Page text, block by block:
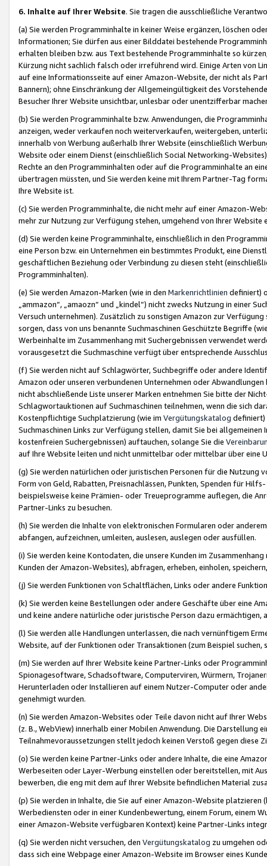
6. Inhalte auf Ihrer Website. Sie tragen die ausschließliche
(a) Sie werden Programminhalte in keiner Weise ergänzen, löschen
Informationen; Sie dürfen aus einer Bilddatei bestehende
erhalten bleiben bzw. aus Text bestehende Programminhalte so
Kürzung nicht sachlich falsch oder irreführend wird. Einige Arten von
auf eine Informationsseite auf einer Amazon-Website, der nicht als
Bannern); ohne Einschränkung der Allgemeingültigkeit des
Besucher Ihrer Website unsichtbar, unlesbar oder unentzifferbar
(b) Sie werden Programminhalte bzw. Anwendungen, die
anzeigen, weder verkaufen noch weiterverkaufen, weitergeben,
innerhalb von Werbung außerhalb Ihrer Website (einschließlich
Website oder einem Dienst (einschließlich Social Networking-
Rechte an den Programminhalten oder auf die Programminhalte an
übertragen müssten, und Sie werden keine mit Ihrem Partner-Tag
Ihre Website ist.
(c) Sie werden Programminhalte, die nicht mehr auf einer Amazon-
mehr zur Nutzung zur Verfügung stehen, umgehend von Ihrer
(d) Sie werden keine Programminhalte, einschließlich in den
eine Person bzw. ein Unternehmen ein bestimmtes Produkt, eine
geschäftlichen Beziehung oder Verbindung zu diesen steht
Programminhalten).
(e) Sie werden Amazon-Marken (wie in den Markenrichtlinien definiert)
„ammazon“, „amaozn“ und „kindel“) nicht zwecks Nutzung in einer
Versuch unternehmen). Zusätzlich zu sonstigen Amazon zur
sorgen, dass von uns benannte Suchmaschinen Geschützte Begriffe
Werbeinhalte im Zusammenhang mit Suchergebnissen verwendet
vorausgesetzt die Suchmaschine verfügt über entsprechende
(f) Sie werden nicht auf Schlagwörter, Suchbegriffe oder andere
Amazon oder unseren verbundenen Unternehmen oder
nicht abschließende Liste unserer Marken entnehmen Sie bitte der
Schlagwortauktionen auf Suchmaschinen teilnehmen, wenn die sich
Kostenpflichtige Suchplatzierung (wie im Vergütungskatalog definiert)
Suchmaschinen Links zur Verfügung stellen, damit Sie bei
kostenfreien Suchergebnissen) auftauchen, solange Sie die
auf Ihre Website leiten und nicht unmittelbar oder mittelbar über eine
(g) Sie werden natürlichen oder juristischen Personen für die Nutzung
Form von Geld, Rabatten, Preisnachlässen, Punkten, Spenden für
beispielsweise keine Prämien- oder Treueprogramme auflegen, die
Partner-Links zu besuchen.
(h) Sie werden die Inhalte von elektronischen Formularen oder
abfangen, aufzeichnen, umleiten, auslesen, auslegen oder ausfüllen.
(i) Sie werden keine Kontodaten, die unsere Kunden im
Kunden der Amazon-Websites), abfragen, erheben, einholen,
(j) Sie werden Funktionen von Schaltflächen, Links oder andere
(k) Sie werden keine Bestellungen oder andere Geschäfte über eine
und keine andere natürliche oder juristische Person dazu
(l) Sie werden alle Handlungen unterlassen, die nach vernünftigem
Website, auf der Funktionen oder Transaktionen (zum Beispiel
(m) Sie werden auf Ihrer Website keine Partner-Links oder
Spionagesoftware, Schadsoftware, Computerviren, Würmern,
Herunterladen oder Installieren auf einem Nutzer-Computer oder
genehmigt wurden.
(n) Sie werden Amazon-Websites oder Teile davon nicht auf Ihrer
(z. B., WebView) innerhalb einer Mobilen Anwendung. Die Darstellung
Teilnahmevoraussetzungen stellt jedoch keinen Verstoß gegen diese
(o) Sie werden keine Partner-Links oder andere Inhalte, die eine
Werbeseiten oder Layer-Werbung einstellen oder bereitstellen, mit
bewerben, die eng mit dem auf Ihrer Website befindlichen Material
(p) Sie werden in Inhalte, die Sie auf einer Amazon-Website
Werbediensten oder in einer Kundenbewertung, einem Forum, einem
einer Amazon-Website verfügbaren Kontext) keine Partner-Links
(q) Sie werden nicht versuchen, den Vergütungskatalog zu umgehen
dass sich eine Webpage einer Amazon-Website im Browser eines